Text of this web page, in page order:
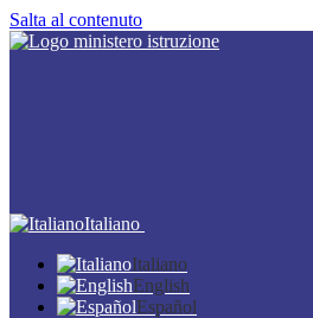
Salta al contenuto
Italiano
Italiano
English
Español